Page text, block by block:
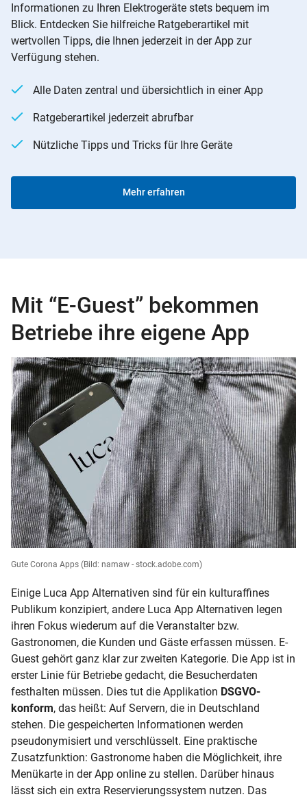
Informationen zu Ihren Elektrogeräte stets bequem im
Blick. Entdecken Sie hilfreiche Ratgeberartikel mit
wertvollen Tipps, die Ihnen jederzeit in der App zur
Verfügung stehen.
Alle Daten zentral und übersichtlich in einer App
Ratgeberartikel jederzeit abrufbar
Nützliche Tipps und Tricks für Ihre Geräte
Mehr erfahren
Mit “E-Guest” bekommen
Betriebe ihre eigene App
Gute Corona Apps (Bild: namaw - stock.adobe.com)
Einige Luca App Alternativen sind für ein kulturaffines
Publikum konzipiert, andere Luca App Alternativen legen
ihren Fokus wiederum auf die Veranstalter bzw.
Gastronomen, die Kunden und Gäste erfassen müssen. E-
Guest gehört ganz klar zur zweiten Kategorie. Die App ist in
erster Linie für Betriebe gedacht, die Besucherdaten
festhalten müssen. Dies tut die Applikation DSGVO-
konform, das heißt: Auf Servern, die in Deutschland
stehen. Die gespeicherten Informationen werden
pseudonymisiert und verschlüsselt. Eine praktische
Zusatzfunktion: Gastronome haben die Möglichkeit, ihre
Menükarte in der App online zu stellen. Darüber hinaus
lässt sich ein extra Reservierungssystem nutzen. Das